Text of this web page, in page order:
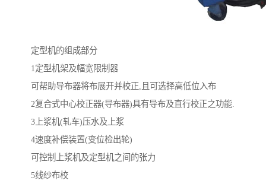
定型机的组成部分
1定型机架及幅宽限制器
可帮助导布器将布展开并校正,且可选择高低位入布
2复合式中心校正器(导布器)具有导布及直行校正之功能.
3上浆机(轧车)压水及上浆
4速度补偿装置(变位检出轮)
可控制上浆机及定型机之间的张力
5线纱布校